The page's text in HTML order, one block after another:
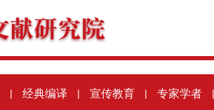
| 经典编译 | 宣传教育 | 专家学者 |